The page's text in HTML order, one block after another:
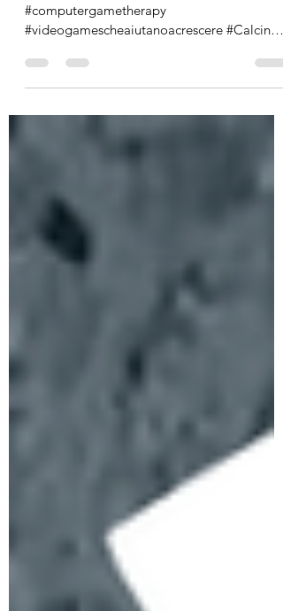
#computergametherapy
#videogamescheaiutanoacrescere #Calcinate